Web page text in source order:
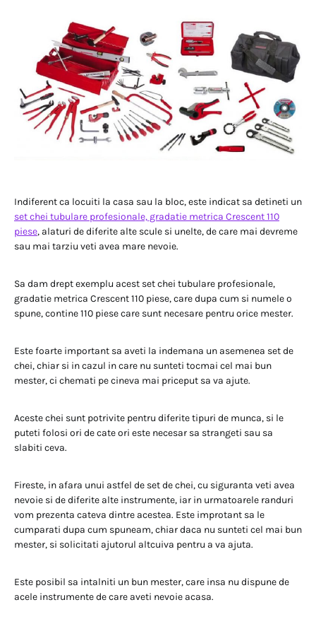
Indiferent ca locuiti la casa sau la bloc, este indicat sa detineti un
set chei tubulare profesionale, gradatie metrica Crescent 110
piese, alaturi de diferite alte scule si unelte, de care mai devreme
sau mai tarziu veti avea mare nevoie.
Sa dam drept exemplu acest set chei tubulare profesionale,
gradatie metrica Crescent 110 piese, care dupa cum si numele o
spune, contine 110 piese care sunt necesare pentru orice mester.
Este foarte important sa aveti la indemana un asemenea set de
chei, chiar si in cazul in care nu sunteti tocmai cel mai bun
mester, ci chemati pe cineva mai priceput sa va ajute.
Aceste chei sunt potrivite pentru diferite tipuri de munca, si le
puteti folosi ori de cate ori este necesar sa strangeti sau sa
slabiti ceva.
Fireste, in afara unui astfel de set de chei, cu siguranta veti avea
nevoie si de diferite alte instrumente, iar in urmatoarele randuri
vom prezenta cateva dintre acestea. Este improtant sa le
cumparati dupa cum spuneam, chiar daca nu sunteti cel mai bun
mester, si solicitati ajutorul altcuiva pentru a va ajuta.
Este posibil sa intalniti un bun mester, care insa nu dispune de
acele instrumente de care aveti nevoie acasa.